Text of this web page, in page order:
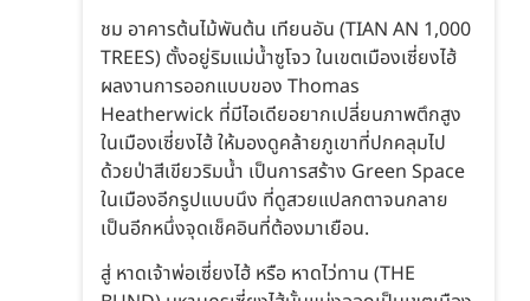
ชม อาคารต้นไม้พันต้น เทียนอัน (TIAN AN 1,000
TREES) ตั้งอยู่ริมแม่น้ำซูโจว ในเขตเมืองเซี่ยงไฮ้
ผลงานการออกแบบของ Thomas
Heatherwick ที่มีไอเดียอยากเปลี่ยนภาพตึกสูง
ในเมืองเซี่ยงไฮ้ ให้มองดูคล้ายภูเขาที่ปกคลุมไป
ด้วยป่าสีเขียวริมน้ำ เป็นการสร้าง Green Space
ในเมืองอีกรูปแบบนึง ที่ดูสวยแปลกตาจนกลาย
เป็นอีกหนึ่งจุดเช็คอินที่ต้องมาเยือน.
สู่ หาดเจ้าพ่อเซี่ยงไฮ้ หรือ หาดไว่ทาน (THE